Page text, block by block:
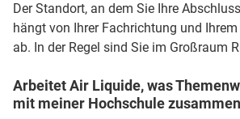
Der Standort, an dem Sie Ihre
hängt von Ihrer Fachrichtung und
ab. In der Regel sind Sie im Großraum
Arbeitet Air Liquide, was
mit meiner Hochschule